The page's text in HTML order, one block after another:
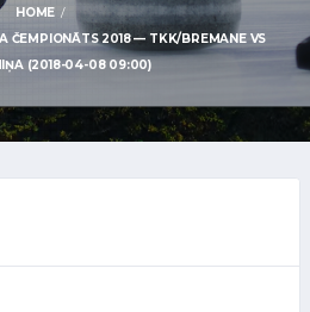
HOME
ČEMPIONĀTS 2018 — TKK/BREMANE VS
(2018-04-08 09:00)